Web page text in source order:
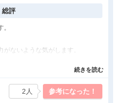
ベルトを外したあと、最後まで手
に傷が付くのは気になります。
顔なので改良して欲しいと願っ
し、取り付けがやり難いので改善
総評
ないような気がします。
したが最近はロックが掛からなか
ました。長年乗っているのでその
いあまり気にしませんでした。
続きを読む
参考になった！
2人